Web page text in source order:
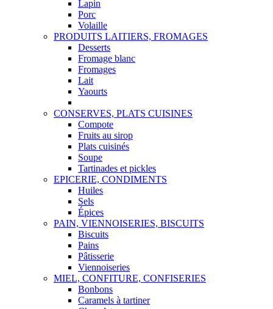
Lapin
Porc
Volaille
PRODUITS LAITIERS, FROMAGES
Desserts
Fromage blanc
Fromages
Lait
Yaourts
CONSERVES, PLATS CUISINES
Compote
Fruits au sirop
Plats cuisinés
Soupe
Tartinades et pickles
EPICERIE, CONDIMENTS
Huiles
Sels
Épices
PAIN, VIENNOISERIES, BISCUITS
Biscuits
Pains
Pâtisserie
Viennoiseries
MIEL, CONFITURE, CONFISERIES
Bonbons
Caramels à tartiner